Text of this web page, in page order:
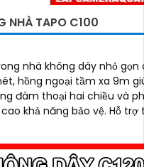
NHÀ TAPO C100
nhà không dây nhỏ gọn
hồng ngoại tầm xa 9m
đàm thoại hai chiều và
bảo vệ. Hỗ trợ thẻ nhớ
vài thao tác giá rẻ